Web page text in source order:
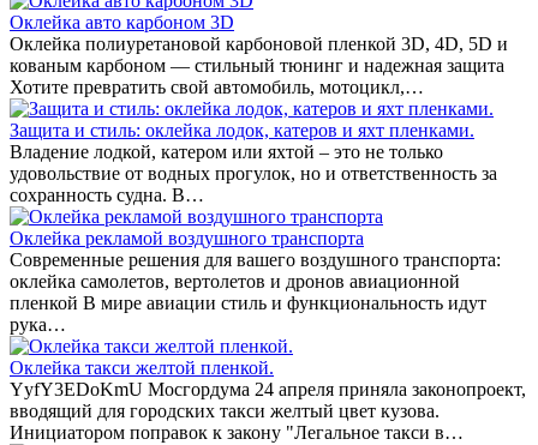
Оклейка авто карбоном 3D
Оклейка полиуретановой карбоновой пленкой 3D, 4D, 5D и
кованым карбоном — стильный тюнинг и надежная защита
Хотите превратить свой автомобиль, мотоцикл,…
Защита и стиль: оклейка лодок, катеров и яхт пленками.
Владение лодкой, катером или яхтой – это не только
удовольствие от водных прогулок, но и ответственность за
сохранность судна. В…
Оклейка рекламой воздушного транспорта
Современные решения для вашего воздушного транспорта:
оклейка самолетов, вертолетов и дронов авиационной
пленкой В мире авиации стиль и функциональность идут
рука…
Оклейка такси желтой пленкой.
YyfY3EDoKmU Мосгордума 24 апреля приняла законопроект,
вводящий для городских такси желтый цвет кузова.
Инициатором поправок к закону "Легальное такси в…